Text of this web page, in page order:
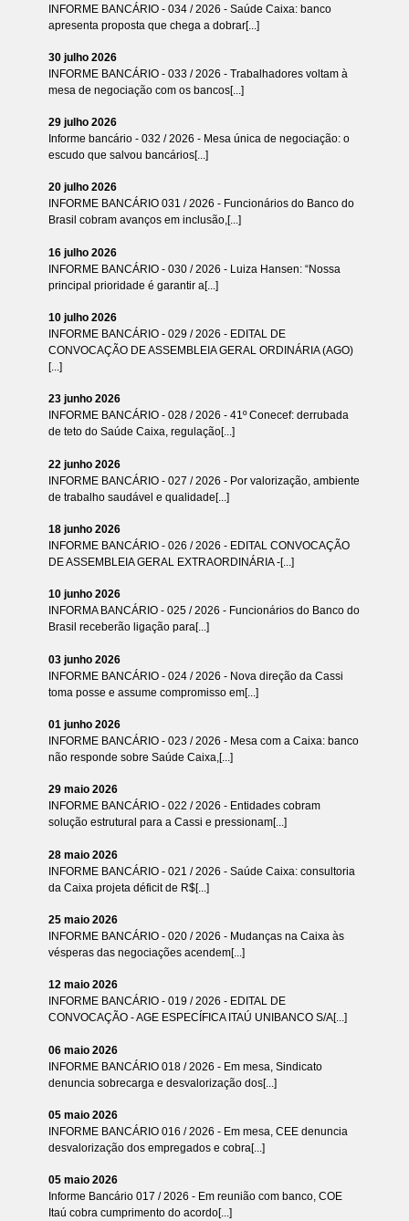
INFORME BANCÁRIO - 034 / 2026 - Saúde Caixa: banco
apresenta proposta que chega a dobrar[...]
30 julho 2026
INFORME BANCÁRIO - 033 / 2026 - Trabalhadores voltam à
mesa de negociação com os bancos[...]
29 julho 2026
Informe bancário - 032 / 2026 - Mesa única de negociação: o
escudo que salvou bancários[...]
20 julho 2026
INFORME BANCÁRIO 031 / 2026 - Funcionários do Banco do
Brasil cobram avanços em inclusão,[...]
16 julho 2026
INFORME BANCÁRIO - 030 / 2026 - Luiza Hansen: “Nossa
principal prioridade é garantir a[...]
10 julho 2026
INFORME BANCÁRIO - 029 / 2026 - EDITAL DE
CONVOCAÇÃO DE ASSEMBLEIA GERAL ORDINÁRIA (AGO)
[...]
23 junho 2026
INFORME BANCÁRIO - 028 / 2026 - 41º Conecef: derrubada
de teto do Saúde Caixa, regulação[...]
22 junho 2026
INFORME BANCÁRIO - 027 / 2026 - Por valorização, ambiente
de trabalho saudável e qualidade[...]
18 junho 2026
INFORME BANCÁRIO - 026 / 2026 - EDITAL CONVOCAÇÃO
DE ASSEMBLEIA GERAL EXTRAORDINÁRIA -[...]
10 junho 2026
INFORMA BANCÁRIO - 025 / 2026 - Funcionários do Banco do
Brasil receberão ligação para[...]
03 junho 2026
INFORME BANCÁRIO - 024 / 2026 - Nova direção da Cassi
toma posse e assume compromisso em[...]
01 junho 2026
INFORME BANCÁRIO - 023 / 2026 - Mesa com a Caixa: banco
não responde sobre Saúde Caixa,[...]
29 maio 2026
INFORME BANCÁRIO - 022 / 2026 - Entidades cobram
solução estrutural para a Cassi e pressionam[...]
28 maio 2026
INFORME BANCÁRIO - 021 / 2026 - Saúde Caixa: consultoria
da Caixa projeta déficit de R$[...]
25 maio 2026
INFORME BANCÁRIO - 020 / 2026 - Mudanças na Caixa às
vésperas das negociações acendem[...]
12 maio 2026
INFORME BANCÁRIO - 019 / 2026 - EDITAL DE
CONVOCAÇÃO - AGE ESPECÍFICA ITAÚ UNIBANCO S/A[...]
06 maio 2026
INFORME BANCÁRIO 018 / 2026 - Em mesa, Sindicato
denuncia sobrecarga e desvalorização dos[...]
05 maio 2026
INFORME BANCÁRIO 016 / 2026 - Em mesa, CEE denuncia
desvalorização dos empregados e cobra[...]
05 maio 2026
Informe Bancário 017 / 2026 - Em reunião com banco, COE
Itaú cobra cumprimento do acordo[...]